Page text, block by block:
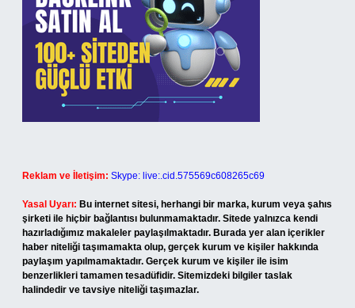
Reklam ve İletişim: Skype: live:.cid.575569c608265c69
Yasal Uyarı: Bu internet sitesi, herhangi bir marka, kurum veya şahıs
şirketi ile hiçbir bağlantısı bulunmamaktadır. Sitede yalnızca kendi
hazırladığımız makaleler paylaşılmaktadır. Burada yer alan içerikler
haber niteliği taşımamakta olup, gerçek kurum ve kişiler hakkında
paylaşım yapılmamaktadır. Gerçek kurum ve kişiler ile isim
benzerlikleri tamamen tesadüfidir. Sitemizdeki bilgiler taslak
halindedir ve tavsiye niteliği taşımazlar.